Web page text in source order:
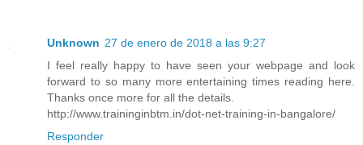
Unknown 27 de enero de 2018 a las 9:27
I feel really happy to have seen your webpage and look
forward to so many more entertaining times reading here.
Thanks once more for all the details.
http://www.traininginbtm.in/dot-net-training-in-bangalore/
Responder